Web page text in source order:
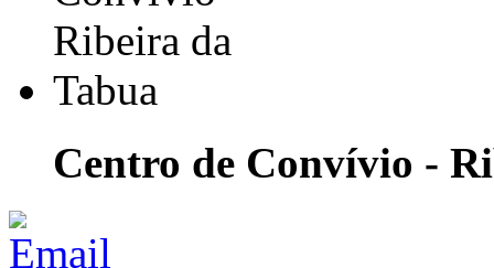
Centro de Convívio -